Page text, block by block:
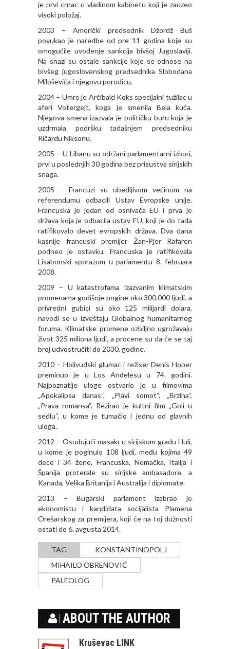
je prvi crnac u vladinom kabinetu koji je zauzeo
visoki položaj.
2003 – Američki predsednik Džordž Buš
povukao je naredbe od pre 11 godina koje su
omogućile uvođenje sankcija bivšoj Jugoslaviji.
Na snazi su ostale sankcije koje se odnose na
bivšeg jugoslovenskog predsednika Slobodana
Miloševića i njegovu porodicu.
2004 – Umro je Arčibald Koks specijalni tužilac u
aferi Votergejt, koga je smenila Bela kuća.
Njegova smena izazvala je političku buru koja je
uzdrmala podršku tadašnjem predsedniku
Ričardu Niksonu.
2005 – U Libanu su održani parlamentarni izbori,
prvi u poslednjih 30 godina bez prisustva sirijskih
snaga.
2005 – Francuzi su ubedljivom većinom na
referendumu odbacili Ustav Evropske unije.
Francuska je jedan od osnivača EU i prva je
država koja je odbacila ustav EU, koji je do tada
ratifikovalo devet evropskih država. Dva dana
kasnije francuski premijer Žan-Pjer Rafaren
podneo je ostavku. Francuska je ratifikovala
Lisabonski sporazum u parlamentu 8. februara
2008.
2009 – U katastrofama izazvanim klimatskim
promenama godišnje pogine oko 300.000 ljudi, a
privredni gubici su oko 125 milijardi dolara,
navodi se u izveštaju Globalnog humanitarnog
foruma. Klimatske promene ozbiljno ugrožavaju
život 325 miliona ljudi, a procene su da će se taj
broj udvostručiti do 2030. godine.
2010 – Holivudski glumac i režiser Denis Hoper
preminuo je u Los Anđelesu u 74. godini.
Najpoznatije uloge ostvario je u filmovima
„Apokalipsa danas“, „Plavi somot“, „Brzina“,
„Prava romansa“. Režirao je kultni film „Goli u
sedlu“, u kome je tumačio i jednu od glavnih
uloga.
2012 – Osuđujući masakr u sirijskom gradu Huli,
u kome je poginulo 108 ljudi, među kojima 49
dece i 34 žene, Francuska, Nemačka, Italija i
Španija proterale su sirijske ambasadore, a
Kanada, Velika Britanija i Australija i diplomate.
2013 – Bugarski parlament izabrao je
ekonomistu i kandidata socijalista Plamena
Orešarskog za premijera, koji će na toj dužnosti
ostati do 6. avgusta 2014.
TAG
KONSTANTINOPOLJ
MIHAILO OBRENOVIĆ
PALEOLOG
ABOUT THE AUTHOR
Kruševac LINK